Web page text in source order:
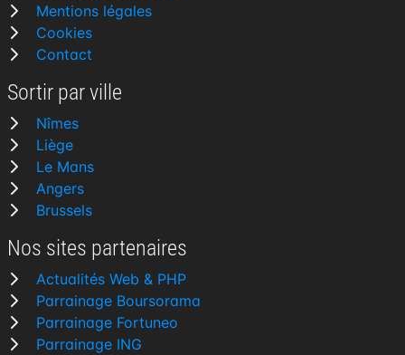
Mentions légales
Cookies
Contact
Sortir par ville
Nîmes
Liège
Le Mans
Angers
Brussels
Nos sites partenaires
Actualités Web & PHP
Parrainage Boursorama
Parrainage Fortuneo
Parrainage ING